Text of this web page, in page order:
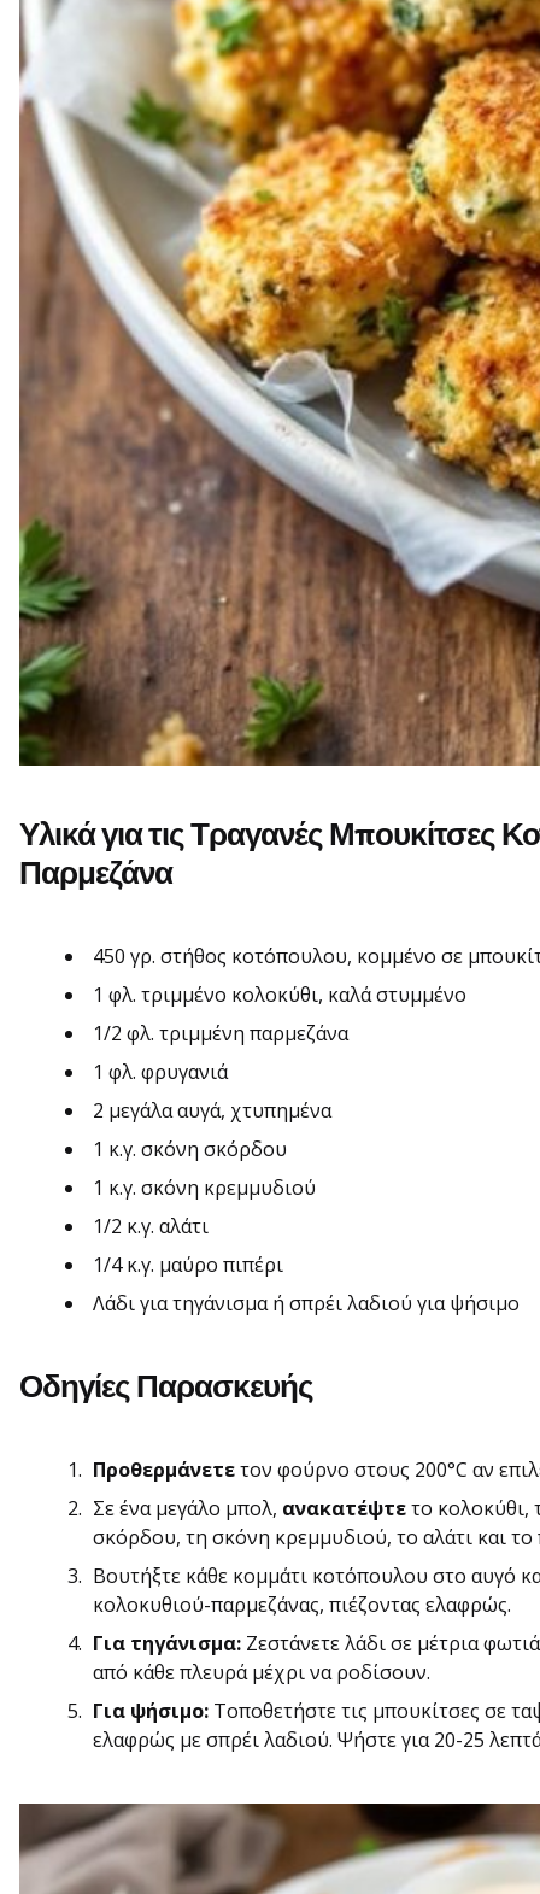
Υλικά για τις Τραγανές Μπουκίτσες
Παρμεζάνα
450 γρ. στήθος κοτόπουλου, κομμένο σε
1 φλ. τριμμένο κολοκύθι, καλά στυμμένο
1/2 φλ. τριμμένη παρμεζάνα
1 φλ. φρυγανιά
2 μεγάλα αυγά, χτυπημένα
1 κ.γ. σκόνη σκόρδου
1 κ.γ. σκόνη κρεμμυδιού
1/2 κ.γ. αλάτι
1/4 κ.γ. μαύρο πιπέρι
Λάδι για τηγάνισμα ή σπρέι λαδιού για ψήσιμο
Οδηγίες Παρασκευής
Προθερμάνετετον φούρνο στους 200°C αν
Σε ένα μεγάλο μπολ, ανακατέψτετο κολοκύθι,
σκόρδου, τη σκόνη κρεμμυδιού, το αλάτι και το
Βουτήξτε κάθε κομμάτι κοτόπουλου στο αυγό
κολοκυθιού-παρμεζάνας, πιέζοντας ελαφρώς.
Για τηγάνισμα: Ζεστάνετε λάδι σε μέτρια
από κάθε πλευρά μέχρι να ροδίσουν.
Για ψήσιμο: Τοποθετήστε τις μπουκίτσες σε
ελαφρώς με σπρέι λαδιού. Ψήστε για 20-25